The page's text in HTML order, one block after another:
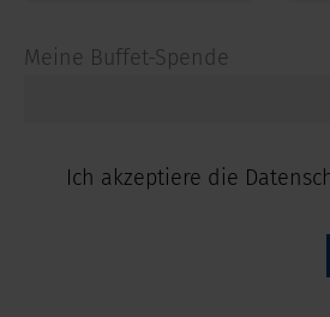
Meine Buffet-Spende
Ich akzeptiere die